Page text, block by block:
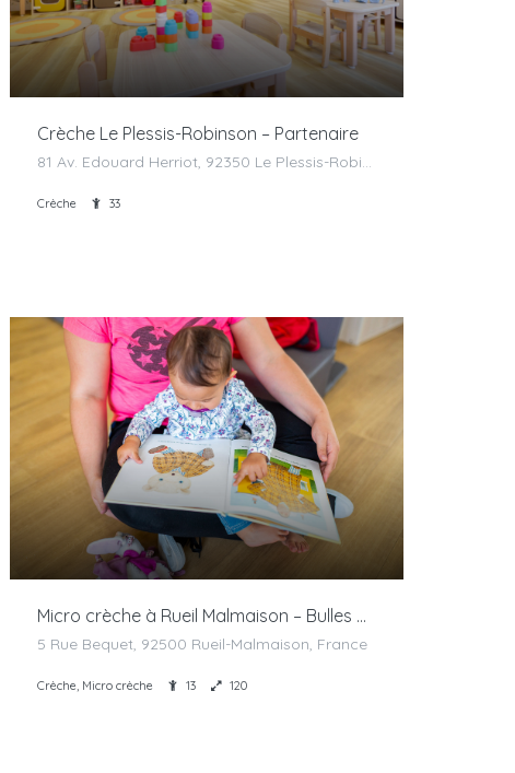
Crèche Le Plessis-Robinson – Partenaire
81 Av. Edouard Herriot, 92350 Le Plessis-Robinson, France
Crèche 33
Micro crèche à Rueil Malmaison – Bulles de Crèches
5 Rue Bequet, 92500 Rueil-Malmaison, France
Crèche, Micro crèche 13 120